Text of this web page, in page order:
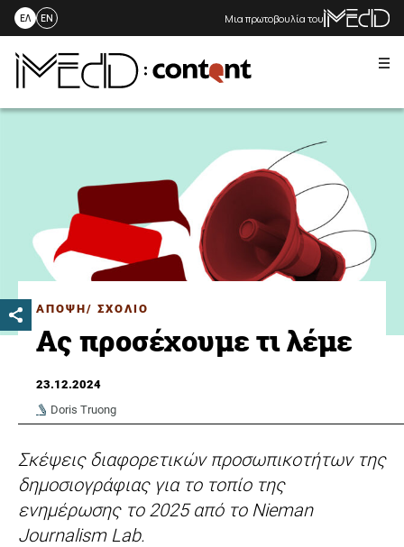
Skip
ΕΛ EN Μια πρωτοβουλία του
ΑΠΟΨΗ/ ΣΧΟΛΙΟ
Ας προσέχουμε τι λέμε
23.12.2024
Doris Truong
Σκέψεις διαφορετικών προσωπικοτήτων της
δημοσιογράφιας για το τοπίο της
ενημέρωσης το 2025 από το Nieman
Journalism Lab.